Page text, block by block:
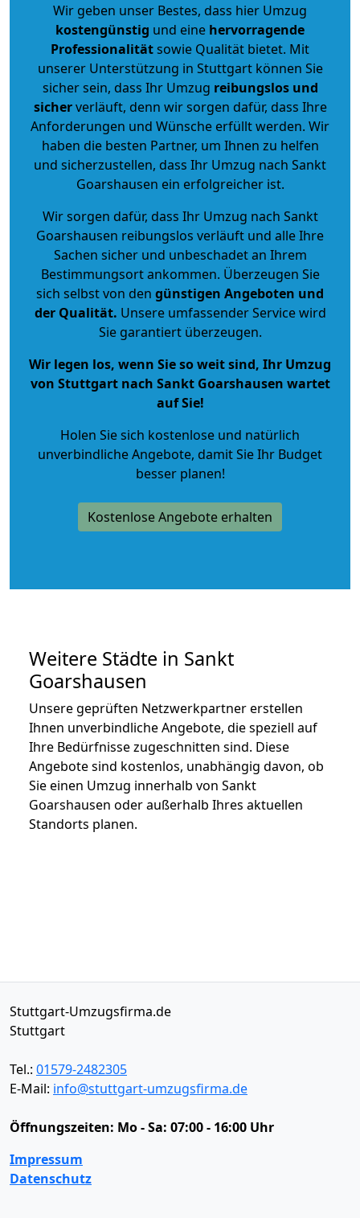
Wir geben unser Bestes, dass hier Umzug
kostengünstig und eine hervorragende
Professionalitätsowie Qualität bietet. Mit
unserer Unterstützung in Stuttgart können Sie
sicher sein, dass Ihr Umzug reibungslos und
sicherverläuft, denn wir sorgen dafür, dass Ihre
Anforderungen und Wünsche erfüllt werden. Wir
haben die besten Partner, um Ihnen zu helfen
und sicherzustellen, dass Ihr Umzug nach Sankt
Goarshausen ein erfolgreicher ist.
Wir sorgen dafür, dass Ihr Umzug nach Sankt
Goarshausen reibungslos verläuft und alle Ihre
Sachen sicher und unbeschadet an Ihrem
Bestimmungsort ankommen. Überzeugen Sie
sich selbst von den günstigen Angeboten und
der Qualität. Unsere umfassender Service wird
Sie garantiert überzeugen.
Wir legen los, wenn Sie so weit sind, Ihr Umzug
von Stuttgart nach Sankt Goarshausen wartet
auf Sie!
Holen Sie sich kostenlose und natürlich
unverbindliche Angebote, damit Sie Ihr Budget
besser planen!
Kostenlose Angebote erhalten
Weitere Städte in Sankt
Goarshausen
Unsere geprüften Netzwerkpartner erstellen
Ihnen unverbindliche Angebote, die speziell auf
Ihre Bedürfnisse zugeschnitten sind. Diese
Angebote sind kostenlos, unabhängig davon, ob
Sie einen Umzug innerhalb von Sankt
Goarshausen oder außerhalb Ihres aktuellen
Standorts planen.
Stuttgart-Umzugsfirma.de
Stuttgart
Tel.: 01579-2482305
E-Mail: info@stuttgart-umzugsfirma.de
Öffnungszeiten: Mo - Sa: 07:00 - 16:00 Uhr
Impressum
Datenschutz